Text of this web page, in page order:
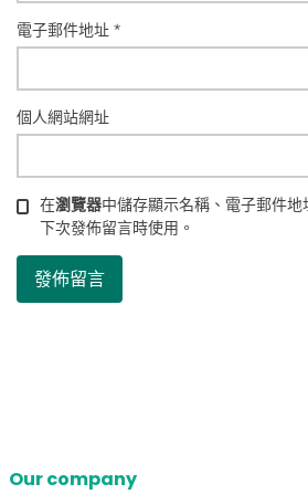
電子郵件地址*
個人網站網址
在瀏覽器中儲存顯示名稱、電子郵件
下次發佈留言時使用。
Our company